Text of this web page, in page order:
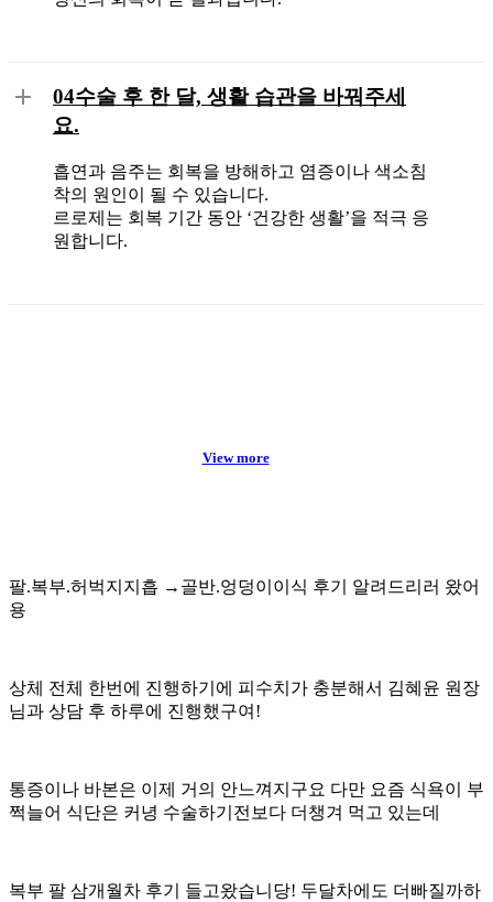
04수술 후 한 달, 생활 습관을 바꿔주세
요.
흡연과 음주는 회복을 방해하고 염증이나 색소침
착의 원인이 될 수 있습니다.
르로제는 회복 기간 동안 ‘건강한 생활’을 적극 응
원합니다.
View more
팔.복부.허벅지지흡 →골반.엉덩이이식 후기 알려드리러 왔어
용
상체 전체 한번에 진행하기에 피수치가 충분해서 김혜윤 원장
님과 상담 후 하루에 진행했구여!
통증이나 바본은 이제 거의 안느껴지구요 다만 요즘 식욕이 부
쩍늘어 식단은 커녕 수술하기전보다 더챙겨 먹고 있는데
복부 팔 삼개월차 후기 들고왔습니당! 두달차에도 더빠질까하